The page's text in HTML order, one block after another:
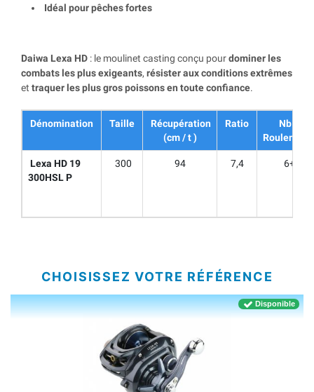
Idéal pour pêches fortes
Daiwa Lexa HD : le moulinet casting conçu pourdominer les
combats les plus exigeants, résister aux conditions extrêmes
et traquer les plus gros poissons en toute confiance.
Dénomination Taille
Récupération
(cm / t )
Ratio
Nb de
Lexa HD 19
300HSL P
300 94 7,4 6+1
CHOISISSEZ VOTRE RÉFÉRENCE
Disponible